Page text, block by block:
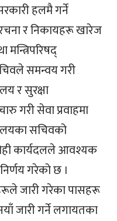
हलमै गर्ने
र निकायहरू खारेज
मन्त्रिपरिषद्
समन्वय गरी
र सुरक्षा
गरी सेवा प्रवाहमा
सचिवको
कार्यदलले आवश्यक
गरेको छ ।
जारी गरेका पासहरू
जारी गर्ने लगायतका